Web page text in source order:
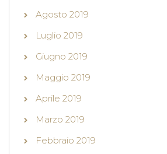
Agosto 2019
Luglio 2019
Giugno 2019
Maggio 2019
Aprile 2019
Marzo 2019
Febbraio 2019